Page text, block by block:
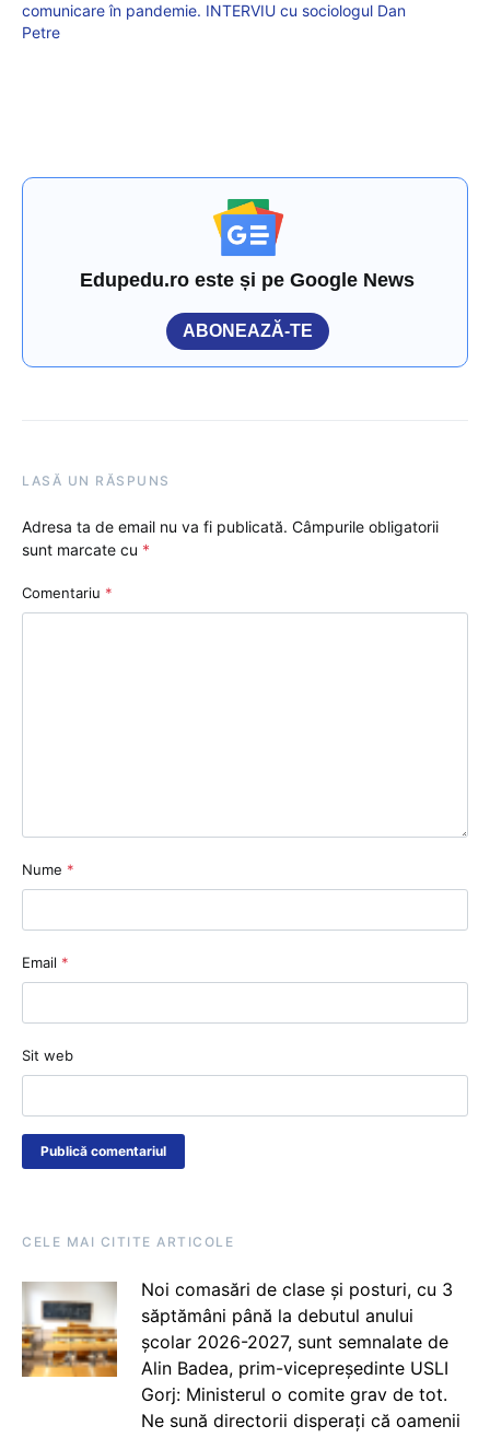
comunicare în pandemie. INTERVIU cu sociologul Dan
Petre
Edupedu.ro este și pe Google News
ABONEAZĂ-TE
LASĂ UN RĂSPUNS
Adresa ta de email nu va fi publicată. Câmpurile obligatorii
sunt marcate cu *
Comentariu *
Nume *
Email *
Sit web
CELE MAI CITITE ARTICOLE
Noi comasări de clase și posturi, cu 3
săptămâni până la debutul anului
școlar 2026-2027, sunt semnalate de
Alin Badea, prim-vicepreședinte USLI
Gorj: Ministerul o comite grav de tot.
Ne sună directorii disperați că oamenii